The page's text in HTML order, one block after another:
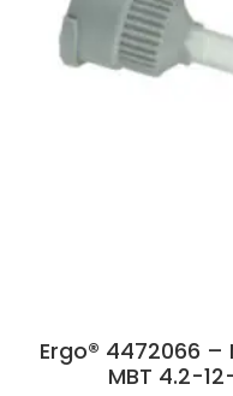
Ergo® 4472066 –
MBT 4.2-